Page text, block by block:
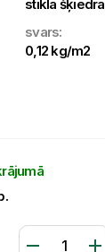
stikla šķiedra
svars:
0,12 kg/m2